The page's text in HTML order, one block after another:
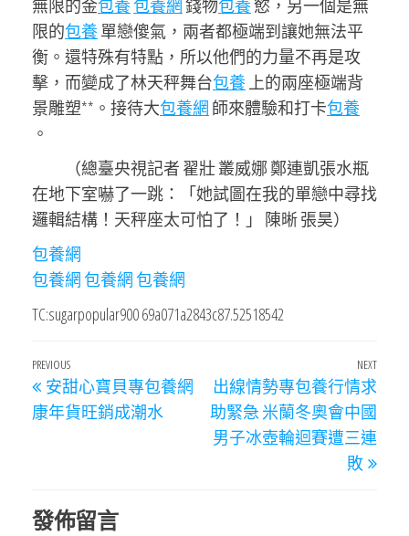
無限的金包養包養網 錢物包養慾，另一個是無
限的包養單戀傻氣，兩者都極端到讓她無法平
衡。還特殊有特點，所以他們的力量不再是攻
擊，而變成了林天秤舞台包養上的兩座極端背
景雕塑**。接待大包養網 師來體驗和打卡包養
。
（總臺央視記者 翟壯 叢威娜 鄭連凱張水瓶
在地下室嚇了一跳：「她試圖在我的單戀中尋找
邏輯結構！天秤座太可怕了！」 陳晰 張昊）
包養網
包養網包養網包養網
TC:sugarpopular900 69a071a2843c87.52518542
文
章
導
Previous
Post
PREVIOUS
安甜心寶貝專包養網
康年貨旺銷成潮水
Next
Post
NEXT
出線情勢專包養行情求
助緊急 米蘭冬奧會中國
男子冰壺輪迴賽遭三連
敗
發佈留言